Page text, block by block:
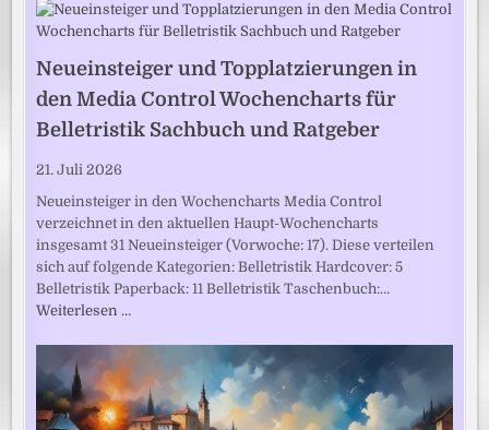
Neueinsteiger und Topplatzierungen in
den Media Control Wochencharts für
Belletristik Sachbuch und Ratgeber
21. Juli 2026
Neueinsteiger in den Wochencharts Media Control
verzeichnet in den aktuellen Haupt-Wochencharts
insgesamt 31 Neueinsteiger (Vorwoche: 17). Diese verteilen
sich auf folgende Kategorien: Belletristik Hardcover: 5
Belletristik Paperback: 11 Belletristik Taschenbuch:…
Weiterlesen …